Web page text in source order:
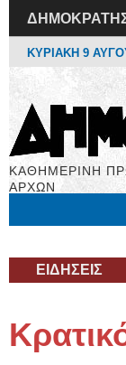
ΚΥΡΙΑΚΗ 9
ΚΑΘΗΜΕΡΙΝΗ
ΑΡΧΩΝ
ΕΙΔΗΣΕΙΣ